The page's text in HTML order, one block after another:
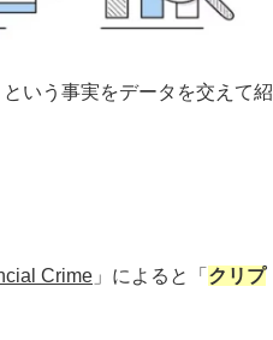
いう事実をデータを交えて紹
Crime 」によると「 クリプ